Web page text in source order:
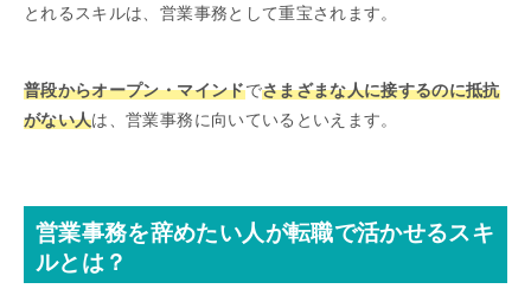
とれるスキルは、営業事務として重宝されます。
普段からオープン・マインドでさまざまな人に接するのに抵抗
がない人は、営業事務に向いているといえます。
営業事務を辞めたい人が転職で活かせるスキ
ルとは？